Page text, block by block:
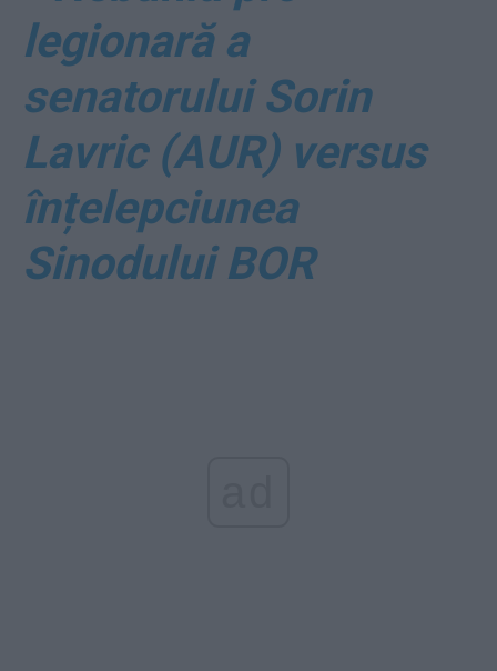
legionară a
senatorului Sorin
Lavric (AUR) versus
înțelepciunea
Sinodului BOR